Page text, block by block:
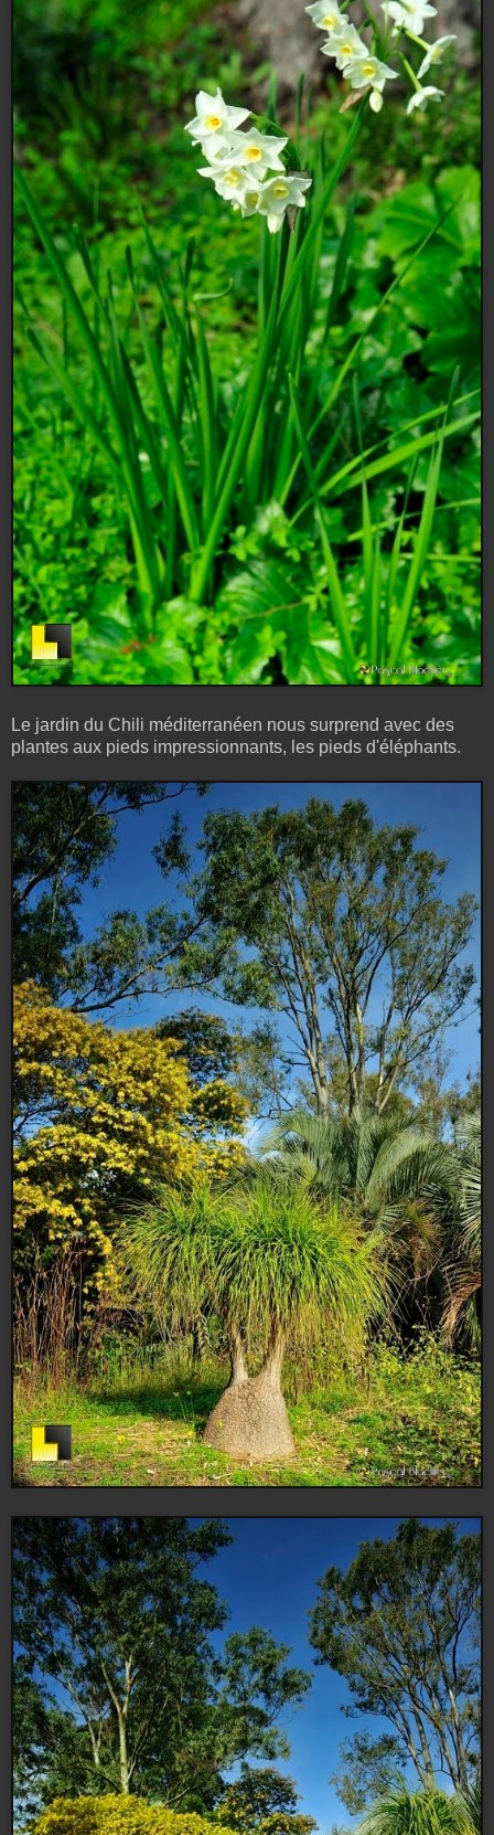
Le jardin du Chili méditerranéen nous surprend avec des
plantes aux pieds impressionnants, les pieds d'éléphants.